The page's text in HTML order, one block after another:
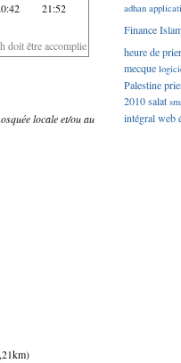
21:52
doit être accomplie
locale et/ou au
adhan
Finance
heure de
mecque
Palestine
2010salat
intégralweb